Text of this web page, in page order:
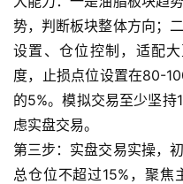
指
期
货
期
货
入
门
势，判断板块整体方向；
设置、仓位控制，适配
度，止损点位设置在80-
的5%。模拟交易至少坚持
虑实盘交易。
第三步：实盘交易实操，
总仓位不超过15%，聚